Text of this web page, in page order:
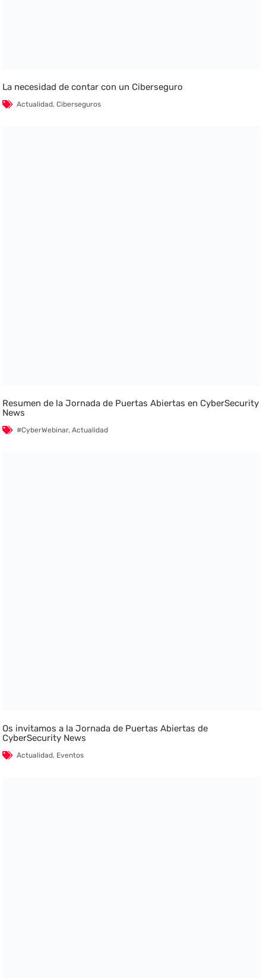
La necesidad de contar con un Ciberseguro
Actualidad,Ciberseguros
Resumen de la Jornada de Puertas Abiertas en CyberSecurity
News
#CyberWebinar,Actualidad
Os invitamos a la Jornada de Puertas Abiertas de
CyberSecurity News
Actualidad, Eventos